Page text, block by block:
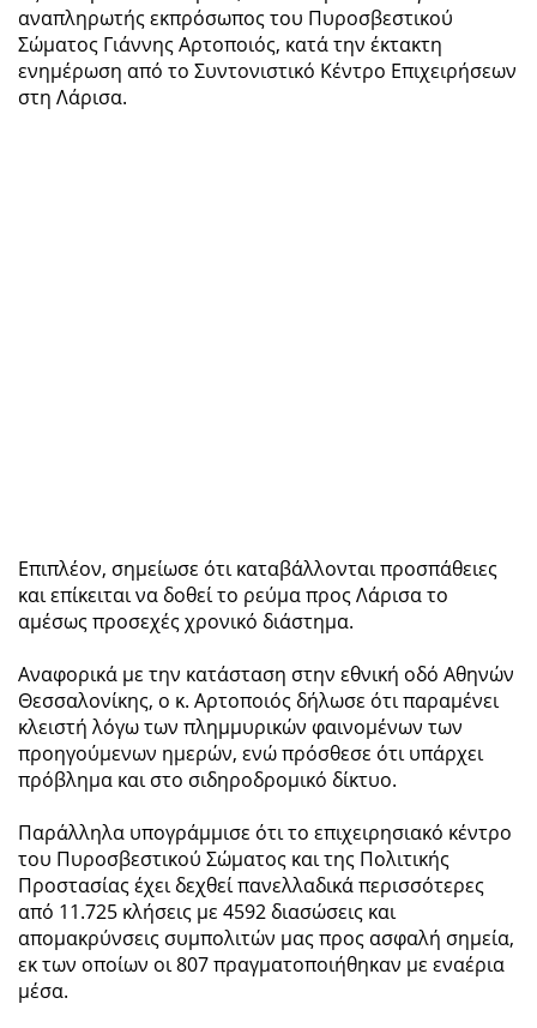
αναπληρωτής εκπρόσωπος του Πυροσβεστικού
Σώματος Γιάννης Αρτοποιός, κατά την έκτακτη
ενημέρωση από το Συντονιστικό Κέντρο Επιχειρήσεων
στη Λάρισα.
Επιπλέον, σημείωσε ότι καταβάλλονται προσπάθειες
και επίκειται να δοθεί το ρεύμα προς Λάρισα το
αμέσως προσεχές χρονικό διάστημα.
Αναφορικά με την κατάσταση στην εθνική οδό Αθηνών
Θεσσαλονίκης, ο κ. Αρτοποιός δήλωσε ότι παραμένει
κλειστή λόγω των πλημμυρικών φαινομένων των
προηγούμενων ημερών, ενώ πρόσθεσε ότι υπάρχει
πρόβλημα και στο σιδηροδρομικό δίκτυο.
Παράλληλα υπογράμμισε ότι το επιχειρησιακό κέντρο
του Πυροσβεστικού Σώματος και της Πολιτικής
Προστασίας έχει δεχθεί πανελλαδικά περισσότερες
από 11.725 κλήσεις με 4592 διασώσεις και
απομακρύνσεις συμπολιτών μας προς ασφαλή σημεία,
εκ των οποίων οι 807 πραγματοποιήθηκαν με εναέρια
μέσα.